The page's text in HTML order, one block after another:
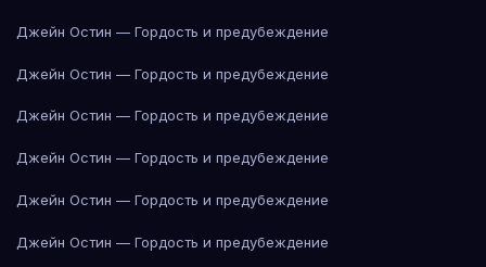
Джейн Остин — Гордость и предубеждение
Джейн Остин — Гордость и предубеждение
Джейн Остин — Гордость и предубеждение
Джейн Остин — Гордость и предубеждение
Джейн Остин — Гордость и предубеждение
Джейн Остин — Гордость и предубеждение